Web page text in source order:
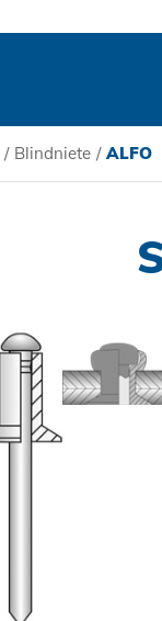
/ Blindniete / ALFO